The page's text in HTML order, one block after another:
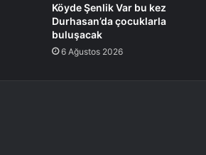
Köyde Şenlik Var bu kez
Durhasan’da çocuklarla
buluşacak
6 Ağustos 2026